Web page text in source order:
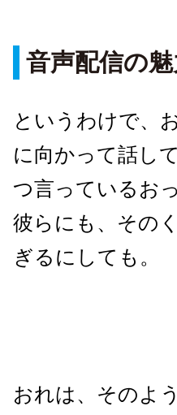
音声配信の魅
というわけで、
に向かって話し
つ言っているお
彼らにも、その
ぎるにしても。
おれは、そのよ